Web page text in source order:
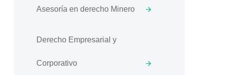
Asesoría en derecho Minero
Derecho Empresarial y
Corporativo